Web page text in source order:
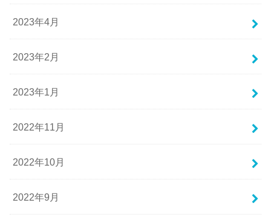
2023年4月
2023年2月
2023年1月
2022年11月
2022年10月
2022年9月